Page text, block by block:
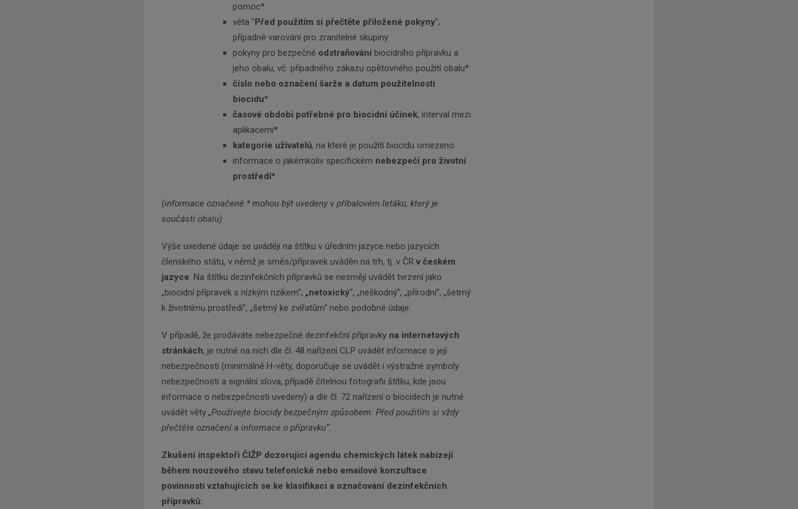
pomoc*
věta "Před použitím si přečtěte přiložené pokyny";
případně varování pro zranitelné skupiny
pokyny pro bezpečné odstraňování biocidního přípravku a
jeho obalu, vč. případného zákazu opětovného použití obalu*
číslo nebo označení šarže a datum použitelnosti
biocidu*
časové období potřebné pro biocidní účinek, interval mezi
aplikacemi*
kategorie uživatelů, na které je použití biocidu omezeno
informace o jakémkoliv specifickém nebezpečí pro životní
prostředí*
(informace označené * mohou být uvedeny v příbalovém letáku, který je
součástí obalu)
Výše uvedené údaje se uvádějí na štítku v úředním jazyce nebo jazycích
členského státu, v němž je směs/přípravek uváděn na trh, tj. v ČR v českém
jazyce . Na štítku dezinfekčních přípravků se nesmějí uvádět tvrzení jako
„biocidní přípravek s nízkým rizikem“, „netoxický“, „neškodný“, „přírodní“, „šetrný
k životnímu prostředí“, „šetrný ke zvířatům“ nebo podobné údaje.
V případě, že prodáváte nebezpečné dezinfekční přípravky na internetových
stránkách, je nutné na nich dle čl. 48 nařízení CLP uvádět informace o její
nebezpečnosti (minimálně H-věty, doporučuje se uvádět i výstražné symboly
nebezpečnosti a signální slova, případě čitelnou fotografii štítku, kde jsou
informace o nebezpečnosti uvedeny) a dle čl. 72 nařízení o biocidech je nutné
uvádět věty „Používejte biocidy bezpečným způsobem. Před použitím si vždy
přečtěte označení a informace o přípravku“.
Zkušení inspektoři ČIŽP dozorující agendu chemických látek nabízejí
během nouzového stavu telefonické nebo emailové konzultace
povinností vztahujících se ke klasifikaci a označování dezinfekčních
přípravků: